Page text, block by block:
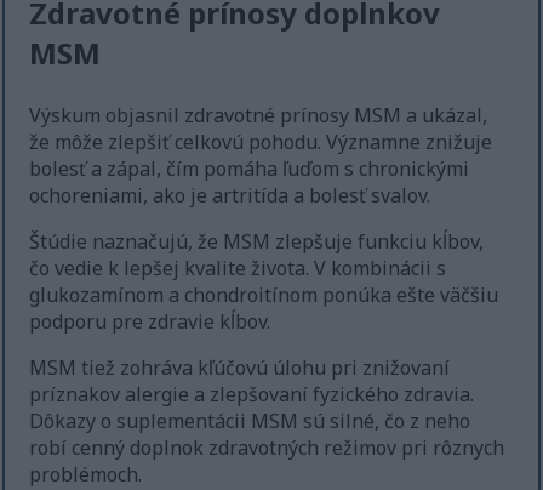
Zdravotné prínosy doplnkov
MSM
Výskum objasnil zdravotné prínosy MSM a ukázal,
že môže zlepšiť celkovú pohodu. Významne znižuje
bolesť a zápal, čím pomáha ľuďom s chronickými
ochoreniami, ako je artritída a bolesť svalov.
Štúdie naznačujú, že MSM zlepšuje funkciu kĺbov,
čo vedie k lepšej kvalite života. V kombinácii s
glukozamínom a chondroitínom ponúka ešte väčšiu
podporu pre zdravie kĺbov.
MSM tiež zohráva kľúčovú úlohu pri znižovaní
príznakov alergie a zlepšovaní fyzického zdravia.
Dôkazy o suplementácii MSM sú silné, čo z neho
robí cenný doplnok zdravotných režimov pri rôznych
problémoch.